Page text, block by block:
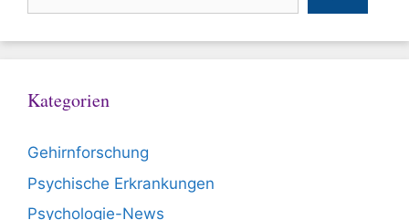
Kategorien
Gehirnforschung
Psychische Erkrankungen
Psychologie-News